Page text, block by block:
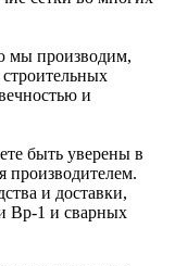
мы производим,
и
быть уверены в
производителем.
и доставки,
Вр-1 и сварных